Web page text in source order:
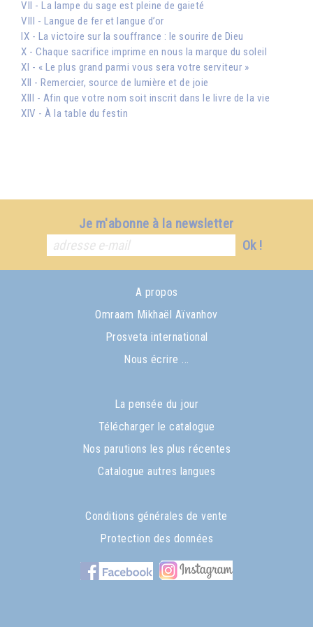
VII - La lampe du sage est pleine de gaieté
VIII - Langue de fer et langue d’or
IX - La victoire sur la souffrance : le sourire de Dieu
X - Chaque sacrifice imprime en nous la marque du soleil
XI - « Le plus grand parmi vous sera votre serviteur »
XII - Remercier, source de lumière et de joie
XIII - Afin que votre nom soit inscrit dans le livre de la vie
XIV - À la table du festin
Je m'abonne à la newsletter
Ok !
A propos
Omraam Mikhaël Aïvanhov
Prosveta international
Nous écrire ...
La pensée du jour
Télécharger le catalogue
Nos parutions les plus récentes
Catalogue autres langues
Conditions générales de vente
Protection des données